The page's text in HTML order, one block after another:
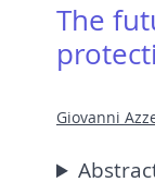
The
Giovanni